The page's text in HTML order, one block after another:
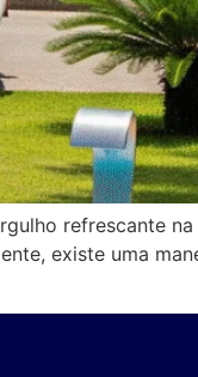
refrescante
existe uma